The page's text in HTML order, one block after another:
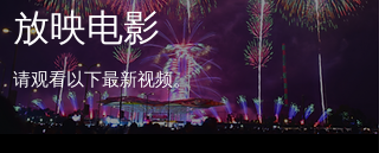
放映电影
请观看以下最新视频。